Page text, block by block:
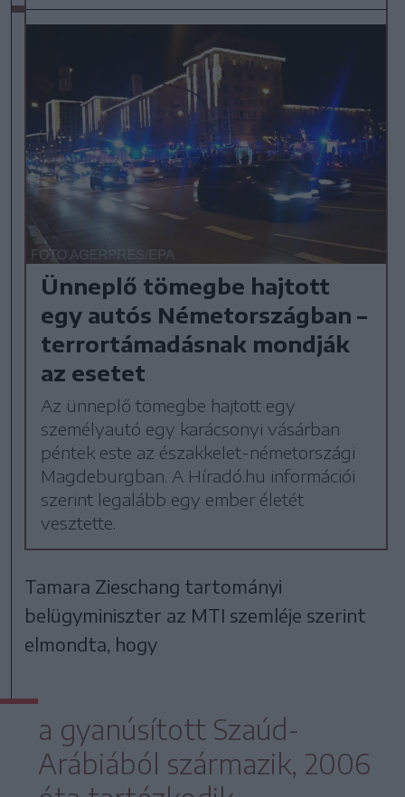
Ünneplő tömegbe hajtott
egy autós Németországban –
terrortámadásnak mondják
az esetet
Az ünneplő tömegbe hajtott egy
személyautó egy karácsonyi vásárban
péntek este az északkelet-németországi
Magdeburgban. A Híradó.hu információi
szerint legalább egy ember életét
vesztette.
Tamara Zieschang tartományi
belügyminiszter az MTI szemléje szerint
elmondta, hogy
a gyanúsított Szaúd-
Arábiából származik, 2006